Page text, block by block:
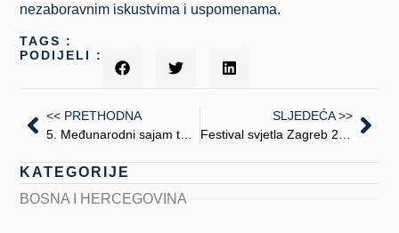
nezaboravnim iskustvima i uspomenama.
TAGS :
PODIJELI :
<< PRETHODNA
SLJEDEĆA >>
KATEGORIJE
BOSNA I HERCEGOVINA